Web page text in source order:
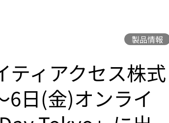
製品情報
ティアクセス株式
6日(金)オンライ